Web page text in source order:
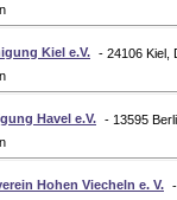
Kiel e.V. - 24106 Kiel,
Havel e.V. - 13595
Hohen Viecheln e. V.